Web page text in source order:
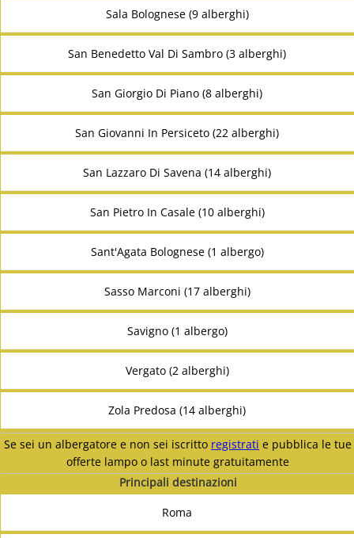
Sala Bolognese (9 alberghi)
San Benedetto Val Di Sambro (3 alberghi)
San Giorgio Di Piano (8 alberghi)
San Giovanni In Persiceto (22 alberghi)
San Lazzaro Di Savena (14 alberghi)
San Pietro In Casale (10 alberghi)
Sant'Agata Bolognese (1 albergo)
Sasso Marconi (17 alberghi)
Savigno (1 albergo)
Vergato (2 alberghi)
Zola Predosa (14 alberghi)
Se sei un albergatore e non sei iscritto registrati e pubblica le tue
offerte lampo o last minute gratuitamente
Principali destinazioni
Roma